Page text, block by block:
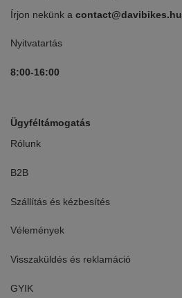
Írjon nekünk a contact@davibikes.hu
Nyitvatartás
8:00-16:00
Ügyféltámogatás
Rólunk
B2B
Szállítás és kézbesítés
Vélemények
Visszaküldés és reklamáció
GYIK